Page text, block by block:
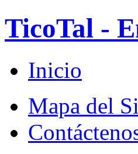
TicoTal -
Inicio
Mapa del